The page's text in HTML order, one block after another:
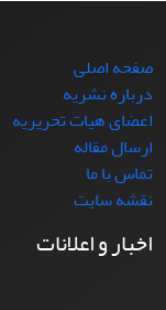
صفحه اصلی
درباره نشریه
اعضای هیات تحریریه
ارسال مقاله
تماس با ما
نقشه سایت
اخبار و اعلانات